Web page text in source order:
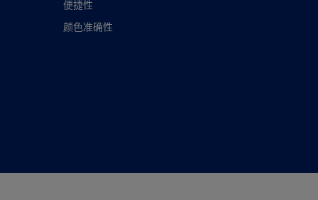
便捷性
颜色准确性